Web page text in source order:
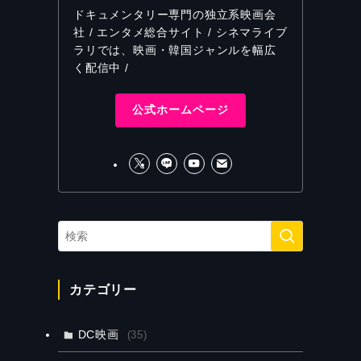
ドキュメンタリー専門の独立系映画会
社 / エンタメ総合サイト / シネマライブ
ラリでは、映画・韓国ジャンルを幅広
く配信中 /
公式ホームページ
カテゴリー
DC映画 (35)